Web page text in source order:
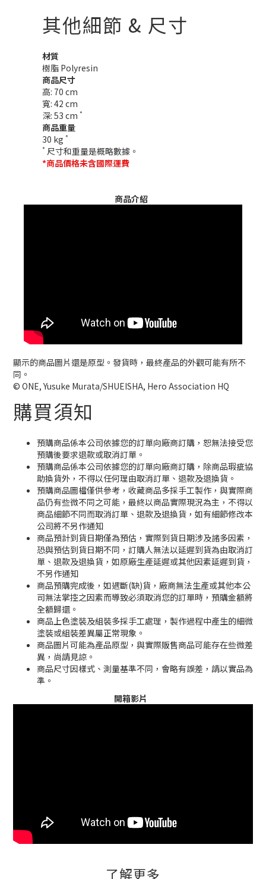
其他細節 & 尺寸
材質
樹脂 Polyresin
商品尺寸
高: 70 cm
寬: 42 cm
深: 53 cm *
商品重量
30 kg *
* 尺寸和重量是概略數據。
*商品價格未含國際運費
商品介紹
顯示的商品圖片還是原型。發貨時，最終產品的外觀可能有所不
同。
© ONE, Yusuke Murata/SHUEISHA, Hero Association HQ
購買須知
預購商品係本公司依據您的訂單向廠商訂購，恕無法接受您
預購後要求退款或取消訂單。
預購商品係本公司依據您的訂單向廠商訂購，除商品瑕疵協
助換貨外，不得以任何理由取消訂單、退款及退換貨。
預購商品圖檔僅供參考，收藏商品多採手工製作，與實際商
品仍有些微不同之可能，最終以商品實際現況為主，不得以
商品細節不同而取消訂單、退款及退換貨，如有細節修改本
公司將不另作通知
商品預計到貨日期僅為預估，實際到貨日期涉及諸多因素，
恐與預估到貨日期不同，訂購人無法以延遲到貨為由取消訂
單、退款及退換貨，如原廠生產延遲或其他因素延遲到貨，
不另作通知
商品預購完成後，如遇斷(缺)貨，廠商無法生產或其他本公
司無法掌控之因素而導致必須取消您的訂單時，預購金額將
全額歸還。
商品上色塗裝及組裝多採手工處理，製作過程中產生的細微
塗裝或組裝差異屬正常現象。
商品圖片可能為產品原型，與實際販售商品可能存在些微差
異，尚請見諒。
商品尺寸因樣式、測量基準不同，會略有誤差，請以實品為
準。
開箱影片
了解更多